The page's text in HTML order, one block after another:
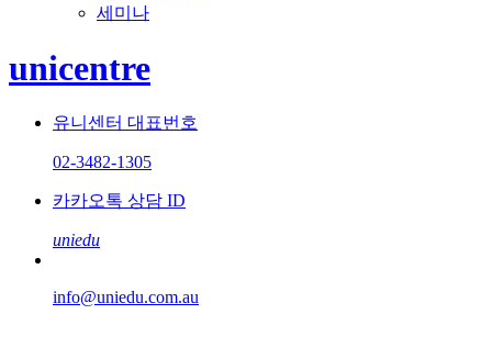
세미나
unicentre
유니센터 대표번호
02-3482-1305
카카오톡 상담 ID
uniedu
info@uniedu.com.au